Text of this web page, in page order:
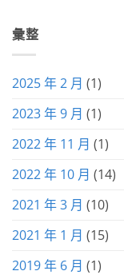
彙整
2025 年 2 月 (1)
2023 年 9 月 (1)
2022 年 11 月 (1)
2022 年 10 月 (14)
2021 年 3 月 (10)
2021 年 1 月 (15)
2019 年 6 月 (1)